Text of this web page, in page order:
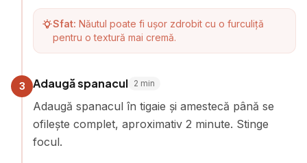
Sfat: Năutul poate fi ușor zdrobit cu o furculiță
pentru o textură mai cremă.
3 Adaugă spanacul 2 min
Adaugă spanacul în tigaie și amestecă până se
ofilește complet, aproximativ 2 minute. Stinge
focul.